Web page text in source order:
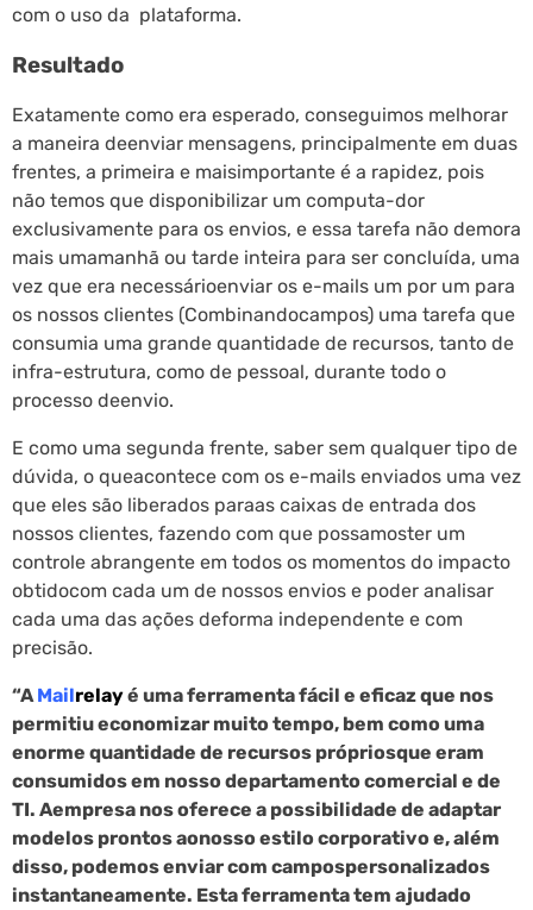
com o uso da plataforma.
Resultado
Exatamente como era esperado, conseguimos melhorar
a maneira deenviar mensagens, principalmente em duas
frentes, a primeira e maisimportante é a rapidez, pois
não temos que disponibilizar um computa-dor
exclusivamente para os envios, e essa tarefa não demora
mais umamanhã ou tarde inteira para ser concluída, uma
vez que era necessárioenviar os e-mails um por um para
os nossos clientes (Combinandocampos) uma tarefa que
consumia uma grande quantidade de recursos, tanto de
infra-estrutura, como de pessoal, durante todo o
processo deenvio.
E como uma segunda frente, saber sem qualquer tipo de
dúvida, o queacontece com os e-mails enviados uma vez
que eles são liberados paraas caixas de entrada dos
nossos clientes, fazendo com que possamoster um
controle abrangente em todos os momentos do impacto
obtidocom cada um de nossos envios e poder analisar
cada uma das ações deforma independente e com
precisão.
“A Mailrelayé uma ferramenta fácil e eficaz que nos
permitiu economizar muito tempo, bem como uma
enorme quantidade de recursos própriosque eram
consumidos em nosso departamento comercial e de
TI. Aempresa nos oferece a possibilidade de adaptar
modelos prontos aonosso estilo corporativo e, além
disso, podemos enviar com campospersonalizados
instantaneamente. Esta ferramenta tem ajudado